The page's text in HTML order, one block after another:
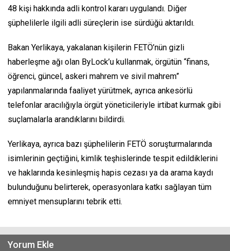
48 kişi hakkında adli kontrol kararı uygulandı. Diğer
şüphelilerle ilgili adli süreçlerin ise sürdüğü aktarıldı.
Bakan Yerlikaya, yakalanan kişilerin FETÖ’nün gizli
haberleşme ağı olan ByLock’u kullanmak, örgütün “finans,
öğrenci, güncel, askeri mahrem ve sivil mahrem”
yapılanmalarında faaliyet yürütmek, ayrıca ankesörlü
telefonlar aracılığıyla örgüt yöneticileriyle irtibat kurmak gibi
suçlamalarla arandıklarını bildirdi.
Yerlikaya, ayrıca bazı şüphelilerin FETÖ soruşturmalarında
isimlerinin geçtiğini, kimlik teşhislerinde tespit edildiklerini
ve haklarında kesinleşmiş hapis cezası ya da arama kaydı
bulunduğunu belirterek, operasyonlara katkı sağlayan tüm
emniyet mensuplarını tebrik etti.
Yorum Ekle